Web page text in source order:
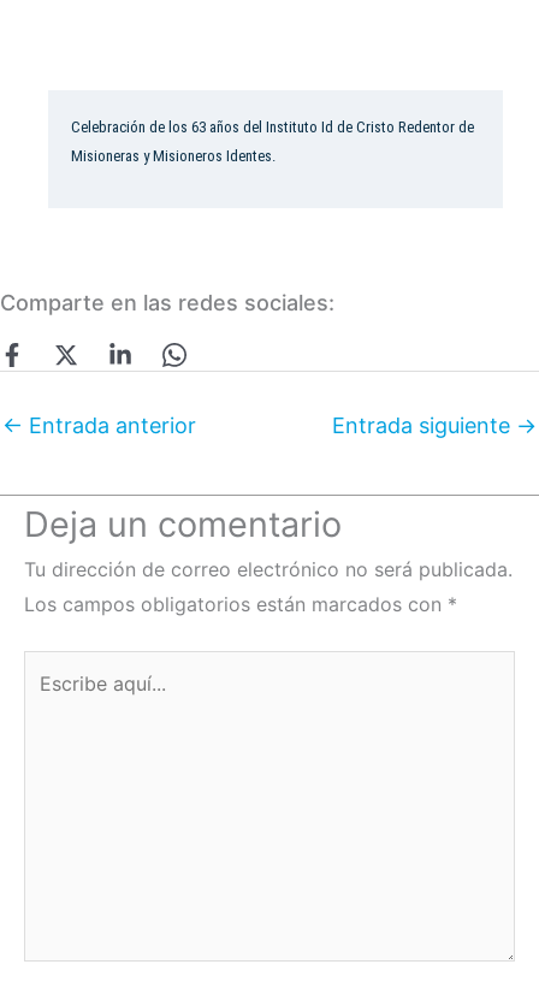
Celebración de los 63 años del Instituto Id de Cristo Redentor de
Misioneras y Misioneros Identes.
Comparte en las redes sociales:
← Entrada anterior Entrada siguiente →
Deja un comentario
Tu dirección de correo electrónico no será publicada.
Los campos obligatorios están marcados con *